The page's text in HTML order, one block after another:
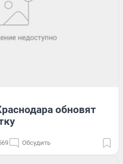
обновят
Обсудить